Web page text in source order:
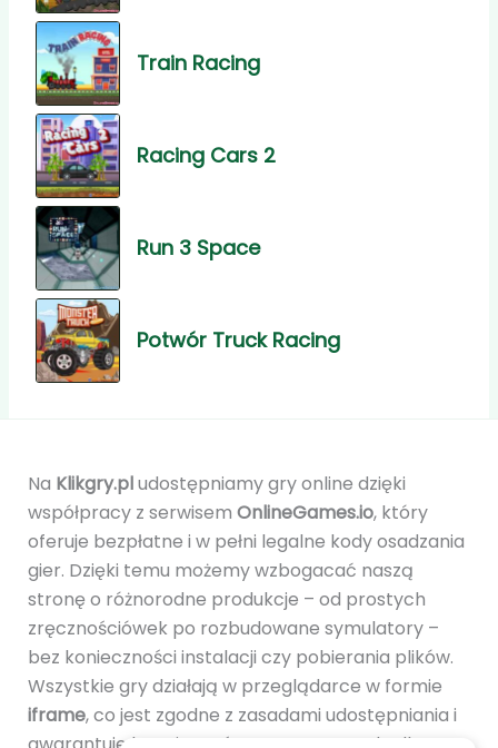
Train Racing
Racing Cars 2
Run 3 Space
Potwór Truck Racing
Na Klikgry.pludostępniamy gry online dzięki
współpracy z serwisem OnlineGames.io, który
oferuje bezpłatne i w pełni legalne kody osadzania
gier. Dzięki temu możemy wzbogacać naszą
stronę o różnorodne produkcje – od prostych
zręcznościówek po rozbudowane symulatory –
bez konieczności instalacji czy pobierania plików.
Wszystkie gry działają w przeglądarce w formie
iframe, co jest zgodne z zasadami udostępniania i